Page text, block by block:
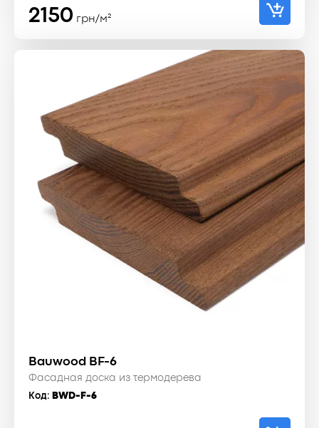
2150 грн/м²
Bauwood BF-6
Фасадная доска из термодерева
Код: BWD-F-6